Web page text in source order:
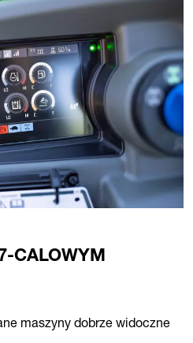
CALOWYM
maszyny dobrze widoczne